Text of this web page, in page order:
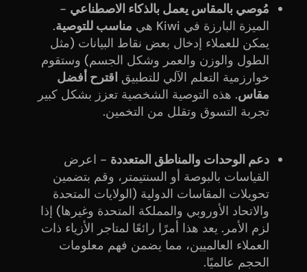
مُوصي بالمقاس يعمل بالذكاء الاصطناعي -
الميزة البارزة في Kiwi هي
مناسب للتوصية.
يمكن للعملاء إدخال بعض نقاط البيانات (مثل
الطول والوزن والعمر وشكل الجسم) وستقوم
خوارزمية التعلم الآلي للتطبيق اقترح أفضل
مقاس. هذه التوصية الشخصية تعزز بشكل كبير
تجربة التسوق وتقلل من التخمين.
دعم الوحدات والمناطق المتعددة - اعرض
القياسات بالبوصة أو السنتيمتر، وقم بتضمين
تحويلات المقاسات الدولية (الولايات المتحدة
والاتحاد الأوروبي والمملكة المتحدة وغيرها) إذا
لزم الأمر. يعد هذا أمرًا رائعًا لمتاجر الأزياء ذات
العملاء العالميين، مما يضمن فهم معلومات
الحجم عالميًا.